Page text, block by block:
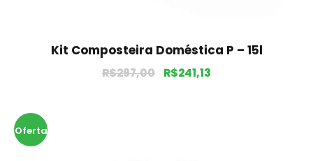
Kit Composteira Doméstica P – 15l
R$297,00 R$241,13
Oferta